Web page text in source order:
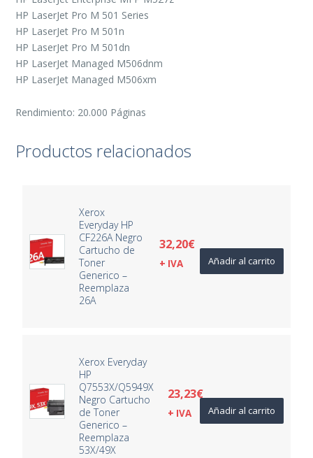
HP LaserJet Pro M 501 Series
HP LaserJet Pro M 501n
HP LaserJet Pro M 501dn
HP LaserJet Managed M506dnm
HP LaserJet Managed M506xm
Rendimiento: 20.000 Páginas
Productos relacionados
Xerox
Everyday HP
CF226A Negro
Cartucho de
Toner
Generico –
Reemplaza
26A
32,20€
+ IVA Añadir al carrito
Xerox Everyday
HP
Q7553X/Q5949X
Negro Cartucho
de Toner
Generico –
Reemplaza
53X/49X
23,23€
+ IVA Añadir al carrito